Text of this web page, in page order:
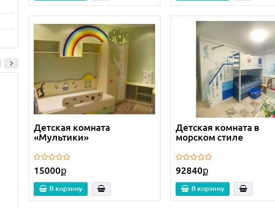
Лидер продаж!
Детский комплект стол
Облако и 2 стула Уши зайца
белый
Лидер продаж!
Детский комплект стол
Облако и 2 стула Корона
белый
Детская комната
«Мультики»
15000ք
В корзину
Детская комната в
морском стиле
92840ք
В корзину